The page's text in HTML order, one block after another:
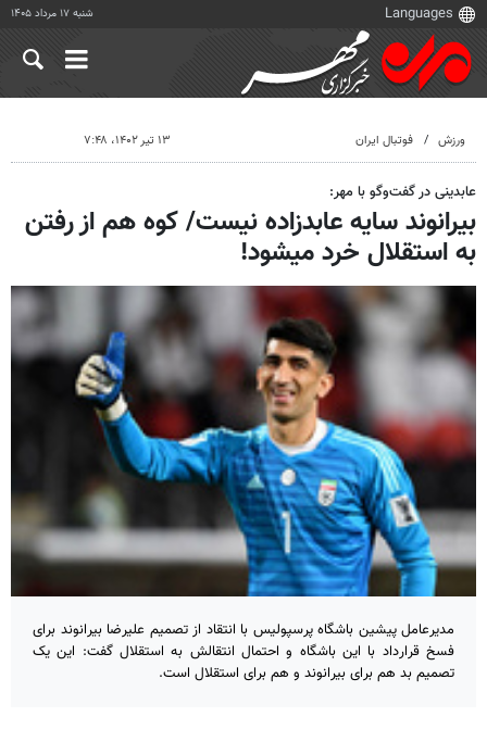
شنبه ۱۷ مرداد ۱۴۰۵
ورزش فوتبال ایران ۱۳ تیر ۱۴۰۲، ۷:۴۸
عابدینی در گفت‌وگو با مهر:
بیرانوند سایه عابدزاده نیست/ کوه هم از رفتن
به استقلال خرد میشود!
مدیرعامل پیشین باشگاه پرسپولیس با انتقاد از تصمیم علیرضا بیرانوند برای
فسخ قرارداد با این باشگاه و احتمال انتقالش به استقلال گفت: این یک
تصمیم بد هم برای بیرانوند و هم برای استقلال است.